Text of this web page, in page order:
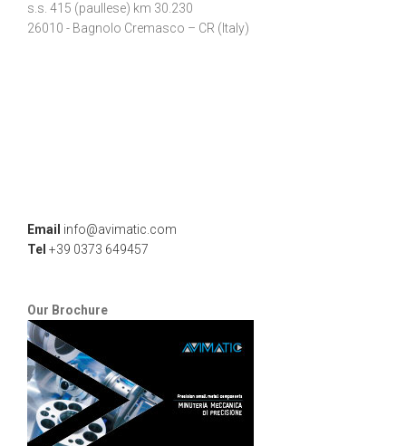
s.s. 415 (paullese) km 30.230
26010 - Bagnolo Cremasco – CR (Italy)
Email info@avimatic.com
Tel +39 0373 649457
Our Brochure